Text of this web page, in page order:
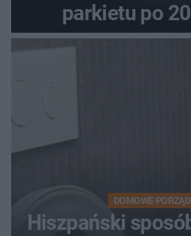
parkietu po
DOMOWE
Hiszpański